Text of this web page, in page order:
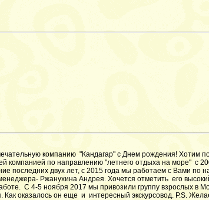
компанию "Кандагар" с Днем рождения! Хотим
компанией по направлению "летнего отдыха на море" с
последних двух лет, с 2015 года мы работаем с Вами по
Ржанухина Андрея. Хочется отметить его
С 4-5 ноября 2017 мы привозили группу взрослых в
оказалось он еще и интересный экскурсовод. P.S.